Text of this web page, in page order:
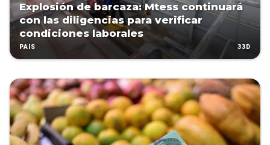
Explosión de barcaza: Mtess continuará
con las diligencias para verificar
condiciones laborales
PAÍS 33D